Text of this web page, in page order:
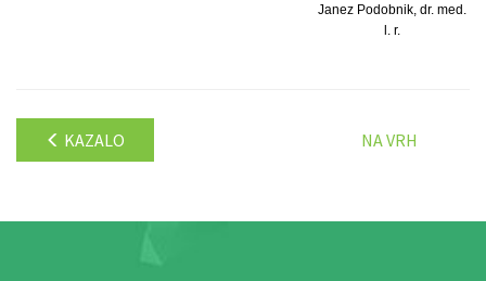
Janez Podobnik, dr. med.
l. r.
KAZALO NA VRH